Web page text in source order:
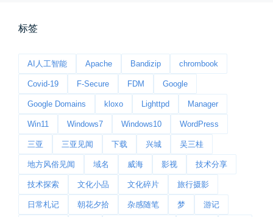
桃花乱落如红雨
📅 03-22 09:31👤 Zairun
今日春分
早晨外面阴天，等我在厨房把热的...
标签
AI人工智能 Apache Bandizip chrombook
Covid-19 F-Secure FDM Google
Google Domains kloxo Lighttpd Manager
Win11 Windows7 Windows10 WordPress
三亚 三亚见闻 下载 兴城 吴三桂
地方风俗见闻 域名 威海 影视 技术分享
技术探索 文化小品 文化碎片 旅行摄影
日常札记 朝花夕拾 杂感随笔 梦 游记